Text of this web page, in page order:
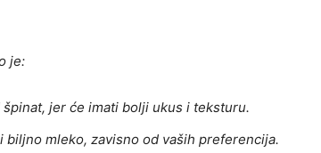
je:
jer će imati bolji ukus i teksturu.
mleko, zavisno od vaših preferencija.